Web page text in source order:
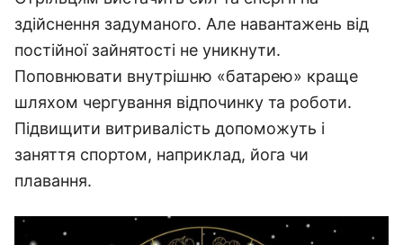
здійснення задуманого. Але навантажень від
постійної зайнятості не уникнути.
Поповнювати внутрішню «батарею» краще
шляхом чергування відпочинку та роботи.
Підвищити витривалість допоможуть і
заняття спортом, наприклад, йога чи
плавання.